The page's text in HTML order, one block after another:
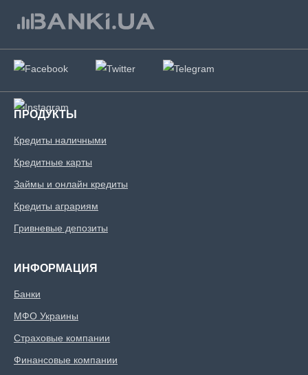
ПРОДУКТЫ
Кредиты наличными
Кредитные карты
Займы и онлайн кредиты
Кредиты аграриям
Гривневые депозиты
ИНФОРМАЦИЯ
Банки
МФО Украины
Страховые компании
Финансовые компании